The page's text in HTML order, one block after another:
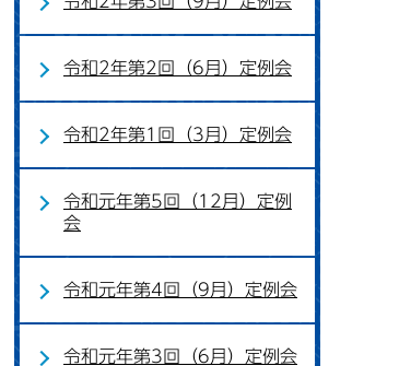
令和2年第2回（6月）定例会
令和2年第1回（3月）定例会
令和元年第5回（12月）定例
会
令和元年第4回（9月）定例会
令和元年第3回（6月）定例会